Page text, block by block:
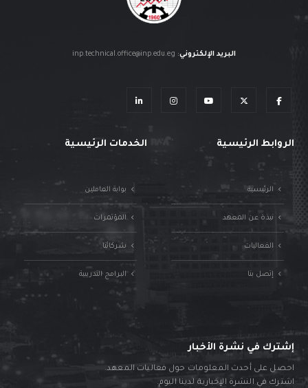
البريد الإلكتروني:
inp.technical.office@inp.edu.eg
الروابط الرئيسية
الرئيسية
نبذة عن المعهد
الفعاليات
إتصل بنا
الخدمات الرئيسية
بوابة العاملين
المؤتمرات
شركائنا
البرامج التدريبية
إشترك في نشرة الأخبار
احصل على أحدث المعلومات حول فعاليات المعهد.
اشترك في النشرة الإخبارية لدينا اليوم.